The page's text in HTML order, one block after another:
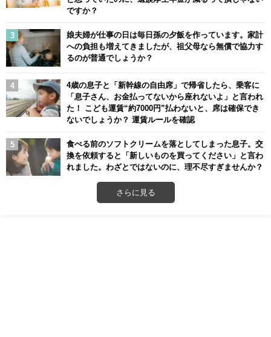
ですか？
娘夫婦が仕事の日は毎日孫の夕飯を作っています。家計
への負担も増えてきましたが、祖父母なら無償で協力す
るのが普通でしょうか？
4歳の息子と「新幹線の自由席」で帰省したら、乗客に
「息子さん、お金払ってないから座れないよ」と言われ
た！ こども運賃“約7000円”払わないと、席は確保でき
ないでしょうか？ 運賃ルールを確認
食べる前のソフトクリームを落としてしまった息子。交
換を依頼すると「新しいものを買ってください」と言わ
れました。わざとではないのに、理不尽すぎませんか？
さらに見る